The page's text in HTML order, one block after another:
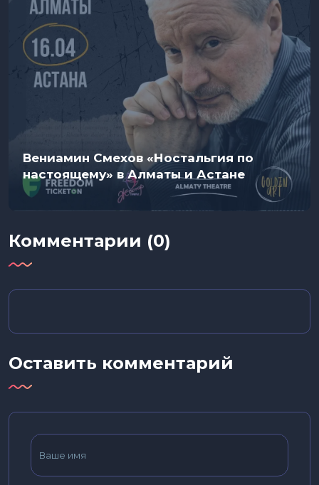
Вениамин Смехов «Ностальгия по
настоящему» в Алматы и Астане
Комментарии (0)
Оставить комментарий